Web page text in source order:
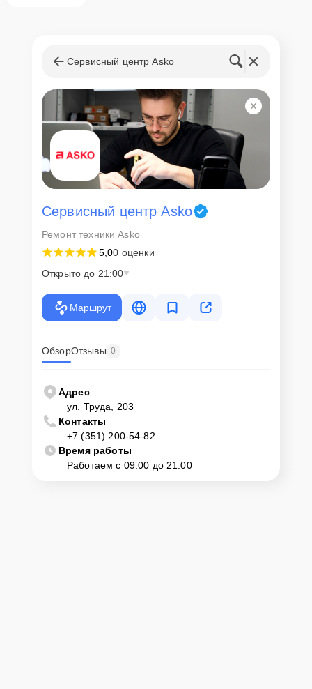
Сервисный центр Asko
Сервисный центр Asko
Ремонт техники Asko
5,00 оценки
Открыто до 21:00
Маршрут
ОбзорОтзывы 0
Адрес
ул. Труда, 203
Контакты
+7 (351) 200-54-82
Время работы
Работаем с 09:00 до 21:00